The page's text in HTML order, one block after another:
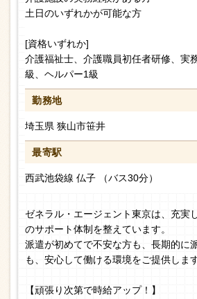
土日のいずれかが可能な方
[資格いずれか]
介護福祉士、介護職員初任者研修、実
級、ヘルパー1級
勤務地
埼玉県 狭山市笹井
最寄駅
西武池袋線 仏子 （バス30分）
ゼネラル・エージェント東京は、充実
のサポート体制を整えています。
派遣が初めてで不安な方も、長期的に
も、安心して働ける環境をご提供します
【頑張り次第で時給アップ！】